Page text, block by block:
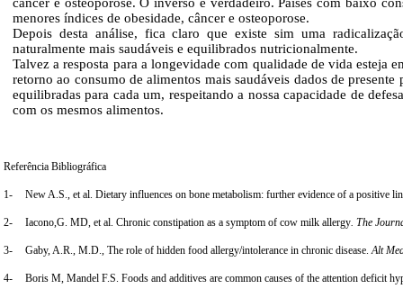
menores índices de obesidade, câncer e osteoporose.
Depois desta análise, fica claro que existe sim uma
naturalmente mais saudáveis e equilibrados nutricionalmente.
Talvez a resposta para a longevidade com qualidade de vida esteja
retorno ao consumo de alimentos mais saudáveis dados de
equilibradas para cada um, respeitando a nossa capacidade de
com os mesmos alimentos.
Referência Bibliográfica
1- New A.S., et al. Dietary influences on bone metabolism: further evidence of a positive
2- Iacono,G. MD, et al. Chronic constipation as a symptom of cow milk allergy . The
3- Gaby, A.R., M.D., The role of hidden food allergy/intolerance in chronic disease. Alt
4- Boris M, Mandel F.S. Foods and additives are common causes of the attention deficit